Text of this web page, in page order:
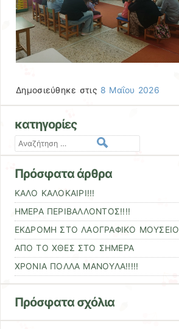
Δημοσιεύθηκε στις 8 Μαΐου 2026
κατηγορίες
Αναζήτηση
Πρόσφατα άρθρα
ΚΑΛΟ ΚΑΛΟΚΑΙΡΙ!!!
ΗΜΕΡΑ ΠΕΡΙΒΑΛΛΟΝΤΟΣ!!!!
ΕΚΔΡΟΜΗ ΣΤΟ ΛΑΟΓΡΑΦΙΚΟ ΜΟΥΣΕΙΟ
ΑΠΟ ΤΟ ΧΘΕΣ ΣΤΟ ΣΗΜΕΡΑ
ΧΡΟΝΙΑ ΠΟΛΛΑ ΜΑΝΟΥΛΑ!!!!!
Πρόσφατα σχόλια